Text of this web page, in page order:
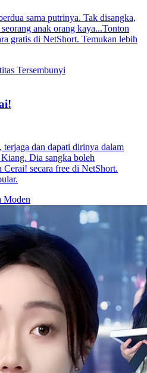
sama putrinya. Tak disangka,
anak orang kaya...Tonton
gratis di NetShort. Temukan lebih
Tersembunyi
dan dapati dirinya dalam
Dia sangka boleh
secara free di NetShort.
Moden